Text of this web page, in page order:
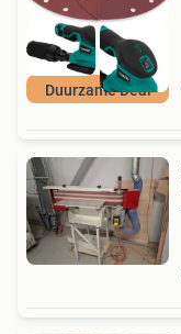
Duurzame Deal